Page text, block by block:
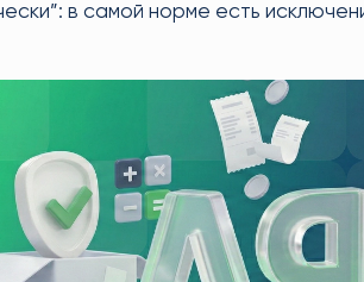
в самой норме есть